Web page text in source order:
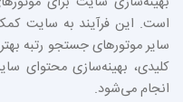
است. این فرآیند به سایت
سایر موتورهای جستجو رتبه
انجام می‌شود.